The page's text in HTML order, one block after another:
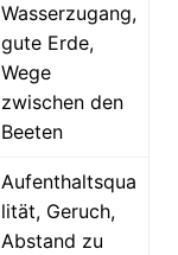
Wasserzugang,
gute Erde,
Wege
zwischen den
Beeten
Aufenthaltsqua
lität, Geruch,
Abstand zu